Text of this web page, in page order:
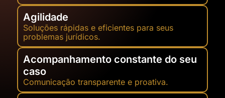
Agilidade
Soluções rápidas e eficientes para seus
problemas jurídicos.
Acompanhamento constante do seu
caso
Comunicação transparente e proativa.